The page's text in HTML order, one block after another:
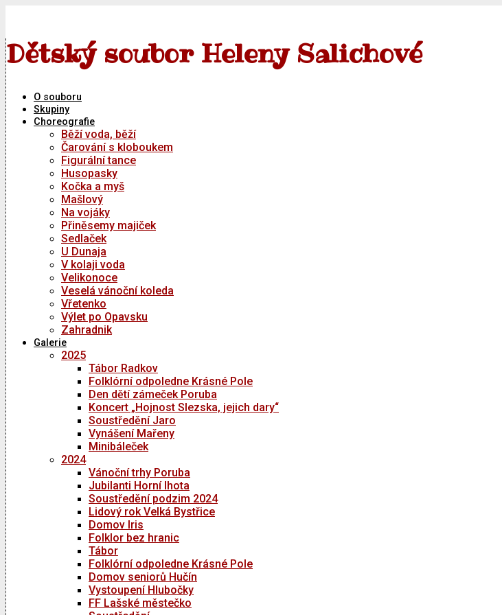
Dětský soubor Heleny Salichové
O souboru
Skupiny
Choreografie
Běží voda, běží
Čarování s kloboukem
Figurální tance
Husopasky
Kočka a myš
Mašlový
Na vojáky
Přiněsemy majiček
Sedlaček
U Dunaja
V kolaji voda
Velikonoce
Veselá vánoční koleda
Vřetenko
Výlet po Opavsku
Zahradnik
Galerie
2025
Tábor Radkov
Folklórní odpoledne Krásné Pole
Den dětí zámeček Poruba
Koncert „Hojnost Slezska, jejich dary“
Soustředění Jaro
Vynášení Mařeny
Minibáleček
2024
Vánoční trhy Poruba
Jubilanti Horní lhota
Soustředění podzim 2024
Lidový rok Velká Bystřice
Domov Iris
Folklor bez hranic
Tábor
Folklórní odpoledne Krásné Pole
Domov seniorů Hučín
Vystoupení Hlubočky
FF Lašské městečko